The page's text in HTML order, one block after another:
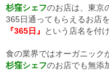
杉窪シェフのお店は、東京
365日通ってもらえるお店
『365日』
という店名を付
食の業界ではオーガニック
杉窪シェフのお店でも無添